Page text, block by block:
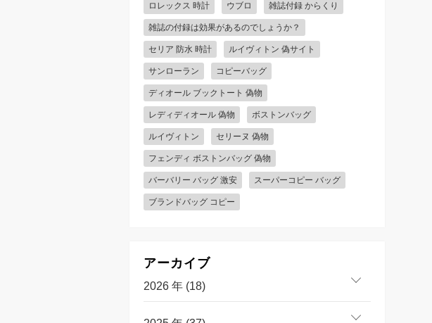
ロレックス 時計 ウブロ 雑誌付録 からくり
雑誌の付録は効果があるのでしょうか？
セリア 防水 時計 ルイヴィトン 偽サイト
サンローラン コピーバッグ
ディオール ブックトート 偽物
レディディオール 偽物 ボストンバッグ
ルイヴィトン セリーヌ 偽物
フェンディ ボストンバッグ 偽物
バーバリー バッグ 激安 スーパーコピー バッグ
ブランドバッグ コピー
アーカイブ
2026 年 (18)